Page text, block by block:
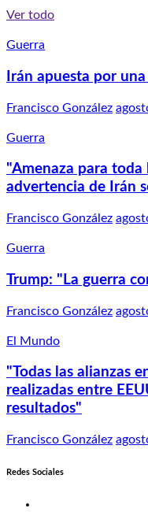
Ver todo
Guerra
Irán apuesta por
Francisco González
Guerra
"Amenaza para
advertencia de Irán
Francisco González
Guerra
Trump: "La guerra
Francisco González
El Mundo
"Todas las alianzas
realizadas entre
resultados"
Francisco González
Redes Sociales